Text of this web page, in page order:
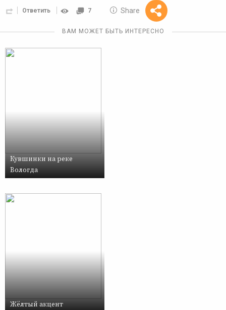
Ответить 7 Share
Reward
10 GOLOS
ВАМ МОЖЕТ БЫТЬ ИНТЕРЕСНО
Кувшинки на реке
Вологда
Жёлтый акцент